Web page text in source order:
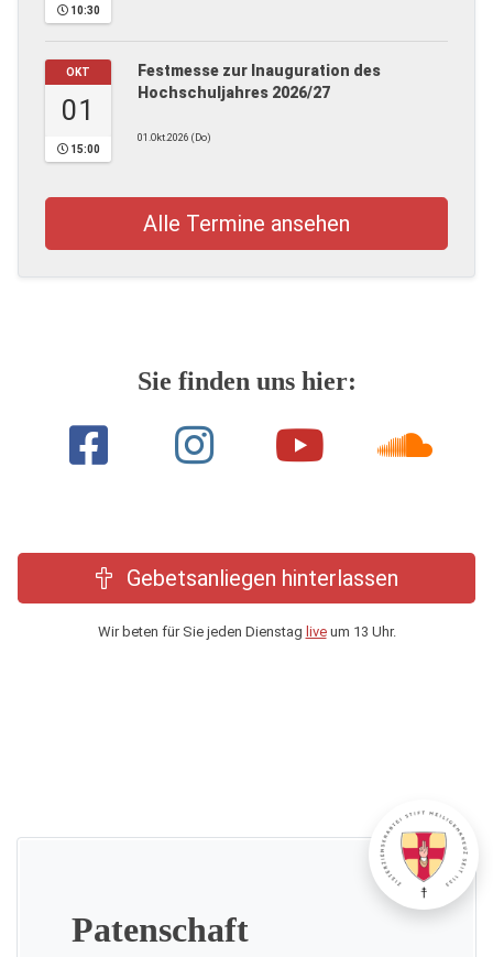
10:30
OKT
01
15:00
Festmesse zur Inauguration des
Hochschuljahres 2026/27
01.Okt.2026 (Do)
Alle Termine ansehen
Sie finden uns hier:
Gebetsanliegen hinterlassen
Wir beten für Sie jeden Dienstag liveum 13 Uhr.
Patenschaft